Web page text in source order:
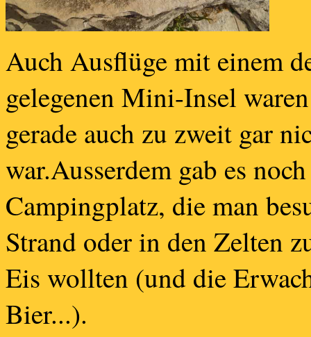
Auch Ausflüge mit einem
gelegenen Mini-Insel
gerade auch zu zweit gar
war.Ausserdem gab es
Campingplatz, die man
Strand oder in den Zelten
Eis wollten (und die
Bier...).